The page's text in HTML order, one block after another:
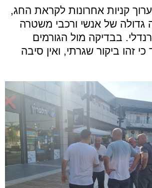
קניות אחרונות לקראת החג,
גדולה של אנשי ורכבי משטרה
בבדיקה מול הגורמים
זהו ביקור שגרתי, ואין סיבה